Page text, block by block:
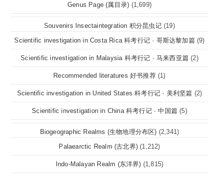
Genus Page (属目录) (1,699)
Souvenirs Insectaintegration 积分昆虫记 (19)
Scientific investigation in Costa Rica 科考行记 · 哥斯达黎加篇 (9)
Scientific investigation in Malaysia 科考行记 · 马来西亚篇 (2)
Recommended literatures 好书推荐 (1)
Scientific investigation in United States 科考行记 · 美利坚篇 (2)
Scientific investigation in China 科考行记 · 中国篇 (5)
Biogeographic Realms (生物地理分布区) (2,341)
Palaearctic Realm (古北界) (1,212)
Indo-Malayan Realm (东洋界) (1,815)